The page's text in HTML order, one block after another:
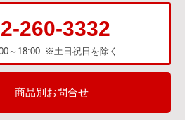
260-3332
～18:00 ※土日祝日を除く
商品別お問合せ